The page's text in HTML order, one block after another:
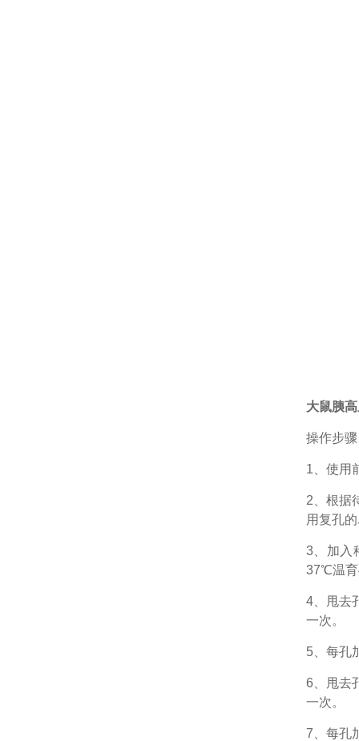
大鼠胰
操作步
1、 使用
2、根据
用复孔
3、加入
37℃温育
4、甩去
一次。
5、每孔
6、甩去
一次。
7、每孔